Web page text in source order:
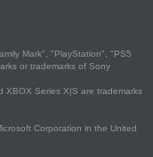
Mark", "PlayStation", "PS5
or trademarks of Sony
XBOX Series X|S are trademarks
Corporation in the United